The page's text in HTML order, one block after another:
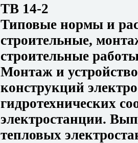
ТВ 14-2
Типовые нормы и
строительные,
строительные
Монтаж и
конструкций
гидротехнических
электростанции.
тепловых